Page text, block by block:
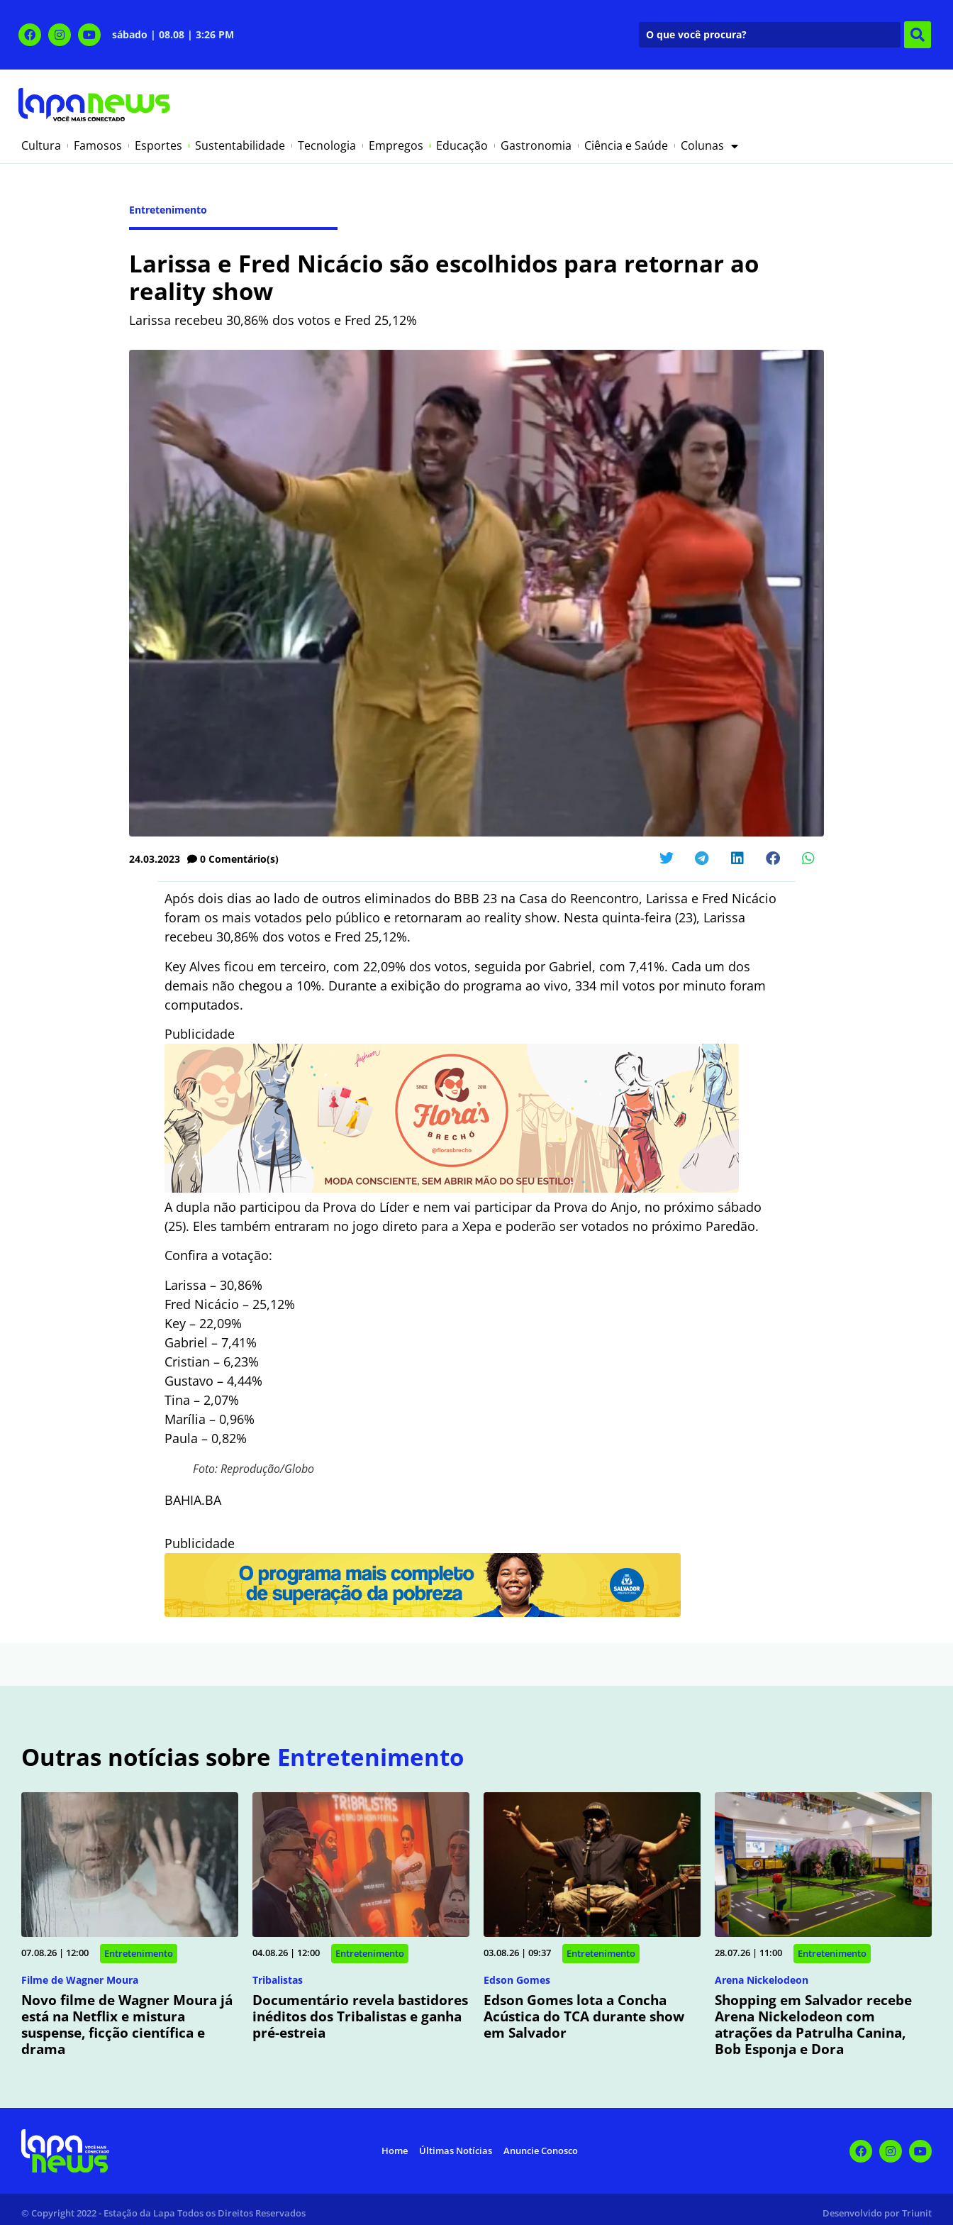
sábado | 08.08 | 3:26 PM
Cultura Famosos Esportes Sustentabilidade Tecnologia Empregos Educação Gastronomia Ciência e Saúde Colunas
Entretenimento
Larissa e Fred Nicácio são escolhidos para retornar ao
reality show
Larissa recebeu 30,86% dos votos e Fred 25,12%
24.03.2023 0 Comentário(s)
Após dois dias ao lado de outros eliminados do BBB 23 na Casa do Reencontro, Larissa e Fred Nicácio
foram os mais votados pelo público e retornaram ao reality show. Nesta quinta-feira (23), Larissa
recebeu 30,86% dos votos e Fred 25,12%.
Key Alves ficou em terceiro, com 22,09% dos votos, seguida por Gabriel, com 7,41%. Cada um dos
demais não chegou a 10%. Durante a exibição do programa ao vivo, 334 mil votos por minuto foram
computados.
Publicidade
A dupla não participou da Prova do Líder e nem vai participar da Prova do Anjo, no próximo sábado
(25). Eles também entraram no jogo direto para a Xepa e poderão ser votados no próximo Paredão.
Confira a votação:
Larissa – 30,86%
Fred Nicácio – 25,12%
Key – 22,09%
Gabriel – 7,41%
Cristian – 6,23%
Gustavo – 4,44%
Tina – 2,07%
Marília – 0,96%
Paula – 0,82%
Foto: Reprodução/Globo
BAHIA.BA
Publicidade
Outras notícias sobre Entretenimento
07.08.26 | 12:00 Entretenimento
Filme de Wagner Moura
Novo filme de Wagner Moura já
está na Netflix e mistura
suspense, ficção científica e
drama
04.08.26 | 12:00 Entretenimento
Tribalistas
Documentário revela bastidores
inéditos dos Tribalistas e ganha
pré-estreia
03.08.26 | 09:37 Entretenimento
Edson Gomes
Edson Gomes lota a Concha
Acústica do TCA durante show
em Salvador
28.07.26 | 11:00 Entretenimento
Arena Nickelodeon
Shopping em Salvador recebe
Arena Nickelodeon com
atrações da Patrulha Canina,
Bob Esponja e Dora
Home Últimas Notícias Anuncie Conosco
© Copyright 2022 - Estação da Lapa Todos os Direitos Reservados Desenvolvido por Triunit